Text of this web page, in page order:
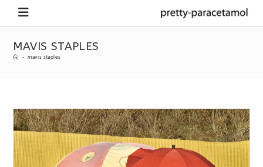
MAVIS STAPLES
- mavis staples